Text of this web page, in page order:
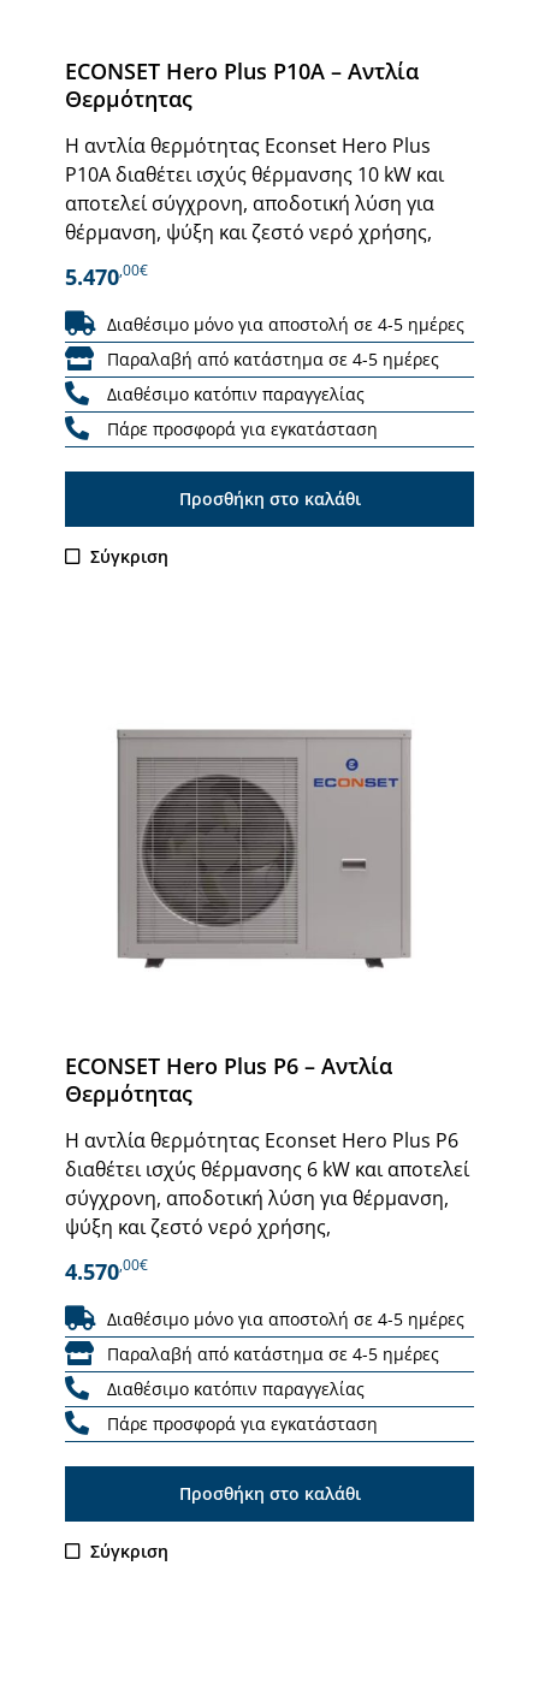
ECONSET Hero Plus P10A – Αντλία
Θερμότητας
Η αντλία θερμότητας Econset Hero Plus
P10A διαθέτει ισχύς θέρμανσης 10 kW και
αποτελεί σύγχρονη, αποδοτική λύση για
θέρμανση, ψύξη και ζεστό νερό χρήσης,
5.470,00€
Διαθέσιμο μόνο για αποστολή σε 4-5 ημέρες
Παραλαβή από κατάστημα σε 4-5 ημέρες
Διαθέσιμο κατόπιν παραγγελίας
Πάρε προσφορά για εγκατάσταση
Προσθήκη στο καλάθι
Σύγκριση
ECONSET Hero Plus P6 – Αντλία
Θερμότητας
Η αντλία θερμότητας Econset Hero Plus P6
διαθέτει ισχύς θέρμανσης 6 kW και αποτελεί
σύγχρονη, αποδοτική λύση για θέρμανση,
ψύξη και ζεστό νερό χρήσης,
4.570,00€
Διαθέσιμο μόνο για αποστολή σε 4-5 ημέρες
Παραλαβή από κατάστημα σε 4-5 ημέρες
Διαθέσιμο κατόπιν παραγγελίας
Πάρε προσφορά για εγκατάσταση
Προσθήκη στο καλάθι
Σύγκριση